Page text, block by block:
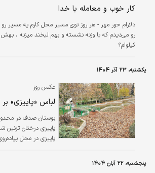
بگوید؛ از
نمایشگاه‌ها، توسعه
کار خوب و معامله با خدا
دلارام حور مهر - هر روز توی مسیر محل کارم یه مسیر
رو می‌دیدم که با وزنه نشسته و بهم لبخند میزنه ،
کیلوام؟
یکشنبه، ۲۳ آذر ۱۴۰۴
عکس روز
لباس «پاییزی»
بوستان صدف در
پاییزی درختان
پاییزی در محل
پنجشنبه، ۲۲ آبان ۱۴۰۴